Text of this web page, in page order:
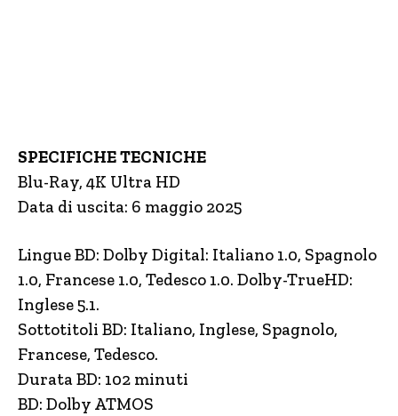
SPECIFICHE TECNICHE
Blu-Ray, 4K Ultra HD
Data di uscita: 6 maggio 2025
Lingue BD: Dolby Digital: Italiano 1.0, Spagnolo
1.0, Francese 1.0, Tedesco 1.0. Dolby-TrueHD:
Inglese 5.1.
Sottotitoli BD: Italiano, Inglese, Spagnolo,
Francese, Tedesco.
Durata BD: 102 minuti
BD: Dolby ATMOS